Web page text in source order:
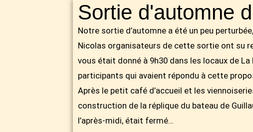
Sortie d'automne
Notre sortie d’automne a été un peu
Nicolas organisateurs de cette sortie ont su
vous était donné à 9h30 dans les locaux de La
participants qui avaient répondu à cette
Après le petit café d’accueil et les
construction de la réplique du bateau de
l’après-midi, était fermé…